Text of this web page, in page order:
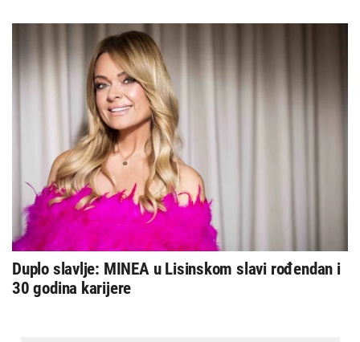
Duplo slavlje: MINEA u Lisinskom slavi rođendan i
30 godina karijere